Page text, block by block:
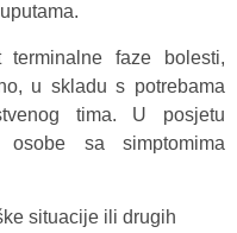
terminalne faze bolesti,
u skladu s potrebama
tima. U posjetu
sa simptomima
situacije ili drugih